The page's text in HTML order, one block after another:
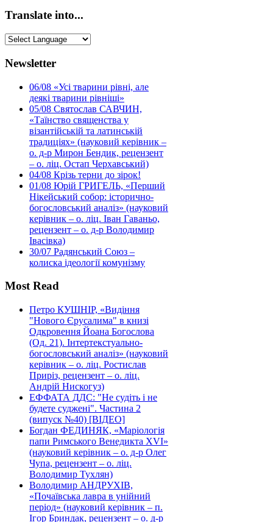
Translate into...
Newsletter
06/08 «Усі тварини рівні, але
деякі тварини рівніші»
05/08 Святослав САВЧИН,
«Таїнство священства у
візантійській та латинській
традиціях» (науковий керівник –
о. д-р Мирон Бендик, рецензент
– о. ліц. Остап Черхавський)
04/08 Крізь терни до зірок!
01/08 Юрій ГРИГЕЛЬ, «Перший
Нікейський собор: історично-
богословський аналіз» (науковий
керівник – о. ліц. Іван Гаваньо,
рецензент – о. д-р Володимир
Івасівка)
30/07 Радянський Союз –
колиска ідеології комунізму
Most Read
Петро КУШНІР, «Видіння
"Нового Єрусалима" в книзі
Одкровення Йоана Богослова
(Од. 21). Інтертекстуально-
богословський аналіз» (науковий
керівник – о. ліц. Ростислав
Приріз, рецензент – о. ліц.
Андрій Нискогуз)
ЕФФАТА ДДС: "Не судіть і не
будете суджені". Частина 2
(випуск №40) [ВІДЕО]
Богдан ФЕДИНЯК, «Маріологія
папи Римського Венедикта XVI»
(науковий керівник – о. д-р Олег
Чупа, рецензент – о. ліц.
Володимир Тухлян)
Володимир АНДРУХІВ,
«Почаївська лавра в унійний
період» (науковий керівник – п.
Ігор Бриндак, рецензент – о. д-р